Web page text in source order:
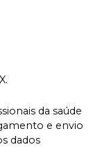
da saúde
e envio
dados